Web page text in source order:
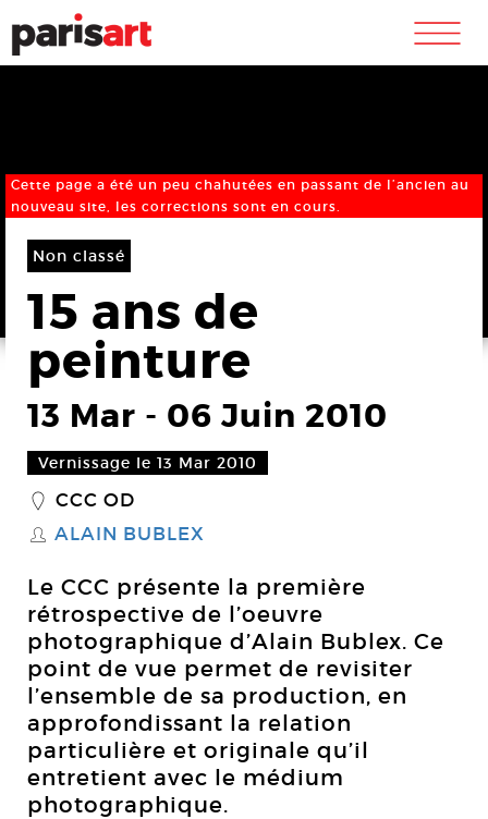
m
Cette page a été un peu chahutées en passant de l’ancien au
nouveau site, les corrections sont en cours.
Non classé
15 ans de
peinture
13 Mar - 06 Juin 2010
Vernissage le 13 Mar 2010
_ CCC OD
S ALAIN BUBLEX
Le CCC présente la première
rétrospective de l’oeuvre
photographique d’Alain Bublex. Ce
point de vue permet de revisiter
l’ensemble de sa production, en
approfondissant la relation
particulière et originale qu’il
entretient avec le médium
photographique.